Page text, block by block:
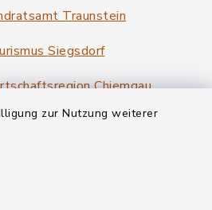
zur Nutzung weiterer
Traunstein
Siegsdorf
Chiemgau